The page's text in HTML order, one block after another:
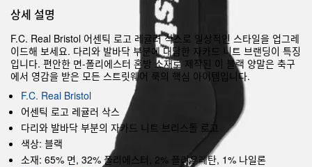
상세 설명
F.C. Real Bristol 어센틱 로고 레귤러 삭스로 일상적인 스타일을 업그레
이드해 보세요. 다리와 발바닥 부분에 대담한 자카드 니트 브랜딩이 특징
입니다. 편안한 면-폴리에스터 혼방 소재로 제작된 이 블랙 양말은 축구
에서 영감을 받은 모든 스트릿웨어 룩의 핵심 아이템입니다.
F.C. Real Bristol
어센틱 로고 레귤러 삭스
다리와 발바닥 부분의 자카드 니트 브리스톨 로고
색상: 블랙
소재: 65% 면, 32% 폴리에스터, 2% 폴리우레탄, 1% 나일론